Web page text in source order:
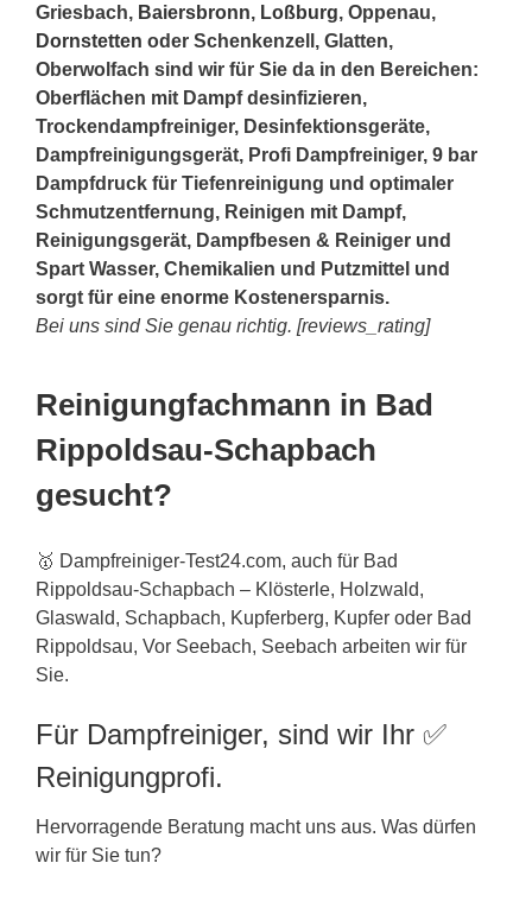
Griesbach, Baiersbronn, Loßburg, Oppenau,
Dornstetten oder Schenkenzell, Glatten,
Oberwolfach sind wir für Sie da in den Bereichen:
Oberflächen mit Dampf desinfizieren,
Trockendampfreiniger, Desinfektionsgeräte,
Dampfreinigungsgerät, Profi Dampfreiniger, 9 bar
Dampfdruck für Tiefenreinigung und optimaler
Schmutzentfernung, Reinigen mit Dampf,
Reinigungsgerät, Dampfbesen & Reiniger und
Spart Wasser, Chemikalien und Putzmittel und
sorgt für eine enorme Kostenersparnis.
Bei uns sind Sie genau richtig. [reviews_rating]
Reinigungfachmann in Bad
Rippoldsau-Schapbach
gesucht?
🥇 Dampfreiniger-Test24.com, auch für Bad
Rippoldsau-Schapbach – Klösterle, Holzwald,
Glaswald, Schapbach, Kupferberg, Kupfer oder Bad
Rippoldsau, Vor Seebach, Seebach arbeiten wir für
Sie.
Für Dampfreiniger, sind wir Ihr ✅
Reinigungprofi.
Hervorragende Beratung macht uns aus. Was dürfen
wir für Sie tun?